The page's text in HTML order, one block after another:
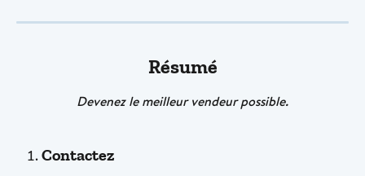
Résumé
Devenez le meilleur vendeur possible.
Contactez